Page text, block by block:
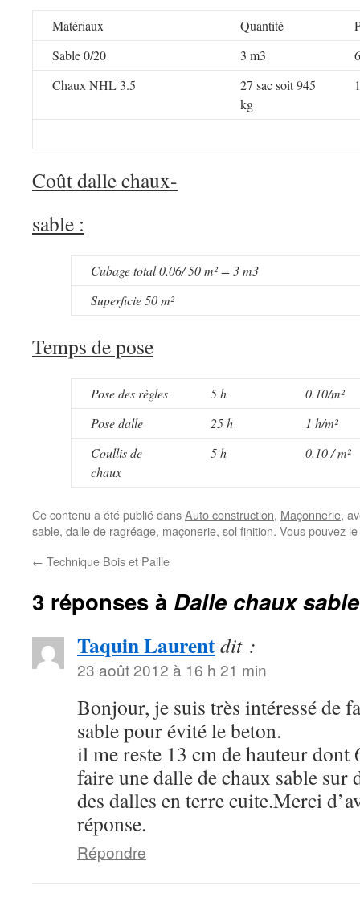
Matériaux Quantité
Sable 0/20
3 m3
Chaux NHL 3.5
27 sac soit 945
kg
Coût dalle chaux-
sable :
Cubage total 0.06/ 50 m² = 3 m3
Superficie 50 m²
Temps de pose
Pose des règles 5 h
0.10/m²
Pose dalle
25 h
1 h/m²
Coullis de
chaux
5 h 0.10 / m²
Ce contenu a été publié dansAuto construction, Maçonnerie,
sable, dalle de ragréage, maçonerie, sol finition. Vous pouvez
← Technique Bois et Paille
3 réponses à Dalle chaux sable
Taquin Laurentdit :
23 août 2012 à 16 h 21 min
Bonjour, je suis très intéressé de
sable pour évité le beton.
il me reste 13 cm de hauteur dont
faire une dalle de chaux sable sur
des dalles en terre cuite.Merci
réponse.
Répondre